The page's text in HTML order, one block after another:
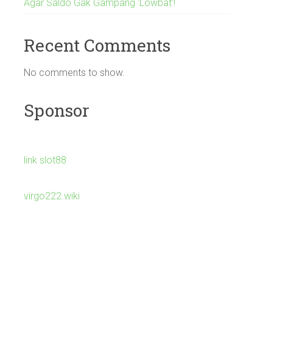
Agar Saldo Gak Gampang ‘Lowbat’!
Recent Comments
No comments to show.
Sponsor
link slot88
virgo222.wiki